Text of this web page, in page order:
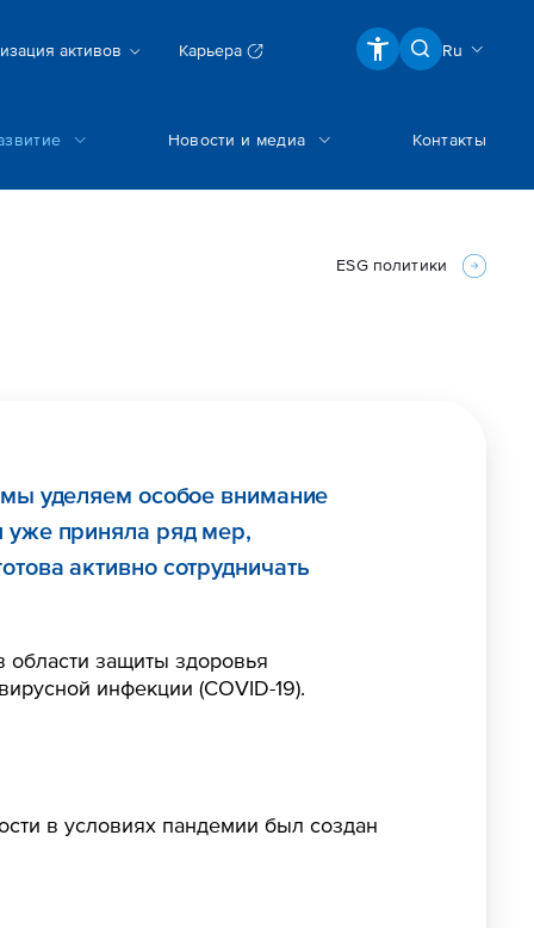
активов Карьера Ru
Новости и медиа Контакты
ESG политики
уделяем особое внимание
уже приняла ряд мер,
активно сотрудничать
защиты здоровья
инфекции (COVID-19).
в условиях пандемии был создан